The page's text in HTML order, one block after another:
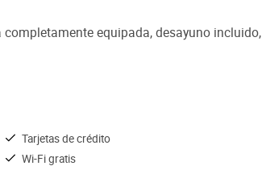
equipada, desayuno incluido,
Tarjetas de crédito
Wi-Fi gratis